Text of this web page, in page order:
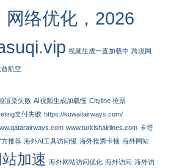
网络优化，2026
视频生成一直加载中 跨境网
酋航空
渲染失败 AI视频生成加载慢 Cityline 抢票
支付失败 https://kuwaitairways.com/
www.turkishairlines.com 卡塔
方推荐 海外AI工具访问慢 海外抢票卡顿 海外网站
加速 海外网站访问优化 海外访问 海外访